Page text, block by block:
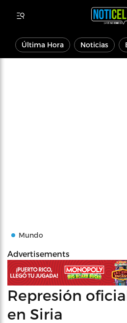
Última Hora Noticias
Mundo
Advertisements
Represión
en Siria